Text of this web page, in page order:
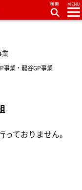
MENU
業
事業・龍谷GP事業
ておりません。